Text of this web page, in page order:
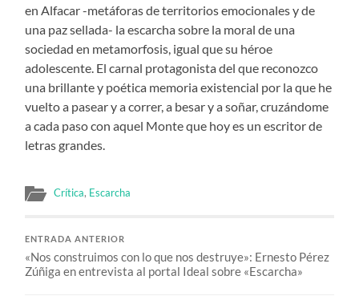
en Alfacar -metáforas de territorios emocionales y de
una paz sellada- la escarcha sobre la moral de una
sociedad en metamorfosis, igual que su héroe
adolescente. El carnal protagonista del que reconozco
una brillante y poética memoria existencial por la que he
vuelto a pasear y a correr, a besar y a soñar, cruzándome
a cada paso con aquel Monte que hoy es un escritor de
letras grandes.
Crítica, Escarcha
ENTRADA ANTERIOR
«Nos construimos con lo que nos destruye»: Ernesto Pérez
Zúñiga en entrevista al portal Ideal sobre «Escarcha»